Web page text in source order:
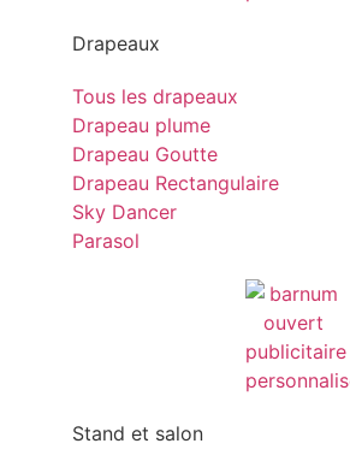
Drapeaux
Tous les drapeaux
Drapeau plume
Drapeau Goutte
Drapeau Rectangulaire
Sky Dancer
Parasol
Stand et salon